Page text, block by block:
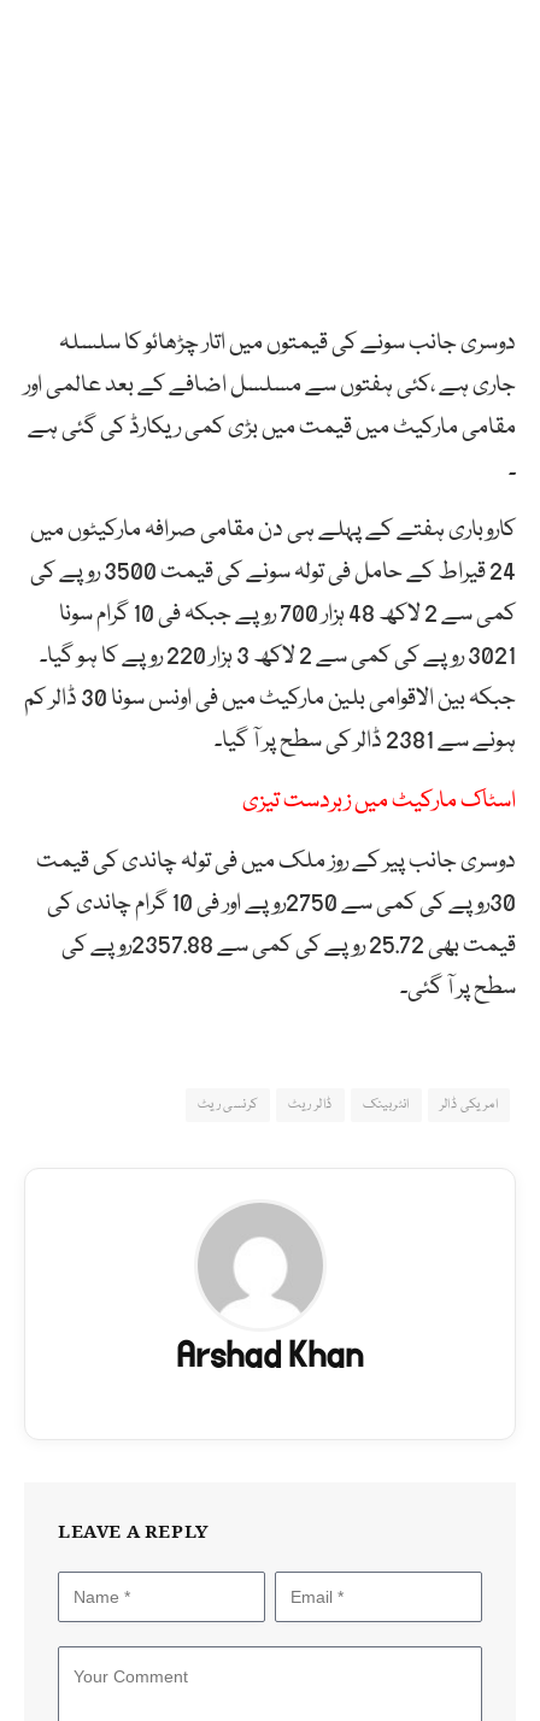
دوسری جانب سونے کی قیمتوں میں اتار چڑھائو کا سلسلہ
جاری ہے ،کئی ہفتوں سے مسلسل اضافے کے بعد عالمی اور
مقامی مارکیٹ میں قیمت میں بڑی کمی ریکارڈ کی گئی ہے
۔
کاروباری ہفتے کے پہلے ہی دن مقامی صرافہ مارکیٹوں میں
24 قیراط کے حامل فی تولہ سونے کی قیمت 3500 روپے کی
کمی سے 2 لاکھ 48 ہزار 700 روپے جبکہ فی 10 گرام سونا
3021 روپے کی کمی سے 2 لاکھ 3 ہزار 220 روپے کا ہو گیا۔
جبکہ بین الاقوامی بلین مارکیٹ میں فی اونس سونا 30 ڈالر کم
ہونے سے 2381 ڈالر کی سطح پر آ گیا۔
اسٹاک مارکیٹ میں زبردست تیزی
دوسری جانب پیر کے روز ملک میں فی تولہ چاندی کی قیمت
30روپے کی کمی سے 2750روپے اور فی 10 گرام چاندی کی
قیمت بھی 25.72 روپے کی کمی سے 2357.88روپے کی
سطح پر آ گئی۔
امریکی ڈالر انٹربینک ڈالر ریٹ کرنسی ریٹ
Arshad Khan
LEAVE A REPLY